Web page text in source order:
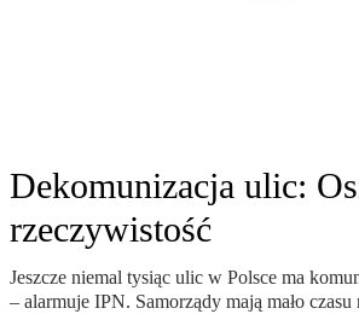
Dekomunizacja ulic:
rzeczywistość
Jeszcze niemal tysiąc ulic w Polsce ma
– alarmuje IPN. Samorządy mają mało